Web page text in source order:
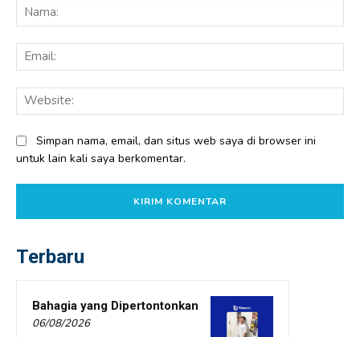
Simpan nama, email, dan situs web saya di browser ini
untuk lain kali saya berkomentar.
Terbaru
Bahagia yang Dipertontonkan
06/08/2026